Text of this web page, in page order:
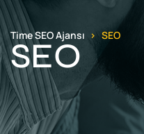
Time SEO Ajansı SEO
SEO